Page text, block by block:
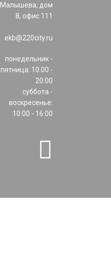
Малышева, дом
8, офис 111
ekb@220city.ru
понедельник -
пятница: 10:00 -
20:00
суббота -
воскресенье:
10:00 - 16:00